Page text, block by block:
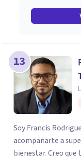
13
Soy Francis
acompañarte a
bienestar. Creo que